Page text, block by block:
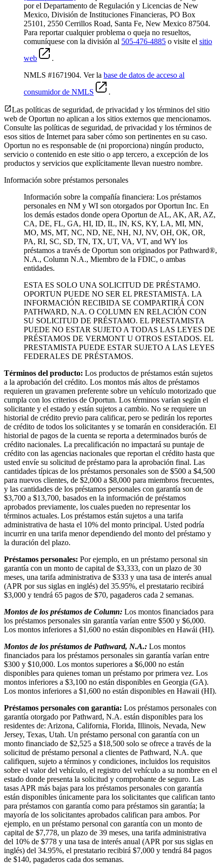
por el Departamento de Regulación y Licencias de New
Mexico, División de Instituciones Financieras, PO Box
25101, 2550 Cerrillos Road, Santa Fe, New Mexico 87504.
Para reportar cualquier problema o queja no resueltos,
comuníquese con la división al 505-476-4885 o visite el sitio
web
.
NMLS #1671904. Ver la base de datos de acceso al
consumidor de NMLS
.
Las políticas de seguridad, de privacidad y los términos del sitio
web de Oportun no aplican a los sitios externos que mencionamos.
Consulte las políticas de seguridad, de privacidad y los términos de
esos sitios de Internet para saber cómo son pertinentes en su caso.
Oportun no es responsable de (ni proporciona) ningún producto,
servicio o contenido en este sitio o app tercero, a excepción de los
productos y servicios que explícitamente llevan nuestro nombre.
Información sobre préstamos personales
Información sobre la compañía financiera: Los préstamos
personales en NM y WI son otorgados por Oportun Inc. En
los demás estados donde opera Oportun de AL, AK, AR, AZ,
CA, DE, FL, GA, HI, ID, IL, IN, KS, KY, LA, MI, MN,
MO, MS, MT, NC, ND, NE, NH, NJ, NV, OH, OK, OR,
PA, RI, SC, SD, TN, TX, UT, VA, VT, and WY los
préstamos a través de Oportun son originados por Pathward®,
N.A., Column N.A., Miembro de la FDIC, o ambas
entidades.
ESTA ES SOLO UNA SOLICITUD DE PRÉSTAMO.
OPORTUN PUEDE NO SER EL PRESTAMISTA. LA
INFORMACIÓN RECIBIDA SE COMPARTIRÁ CON
PATHWARD, N.A. O COLUMN EN RELACIÓN CON
SU SOLICITUD DE PRÉSTAMO. EL PRESTAMISTA
PUEDE NO ESTAR SUJETO A TODAS LAS LEYES DE
PRÉSTAMOS DE VERMONT U OTROS ESTADOS. EL
PRESTAMISTA PUEDE ESTAR SUJETO A LAS LEYES
FEDERALES DE PRÉSTAMOS.
Términos del producto: Los productos de préstamos están sujetos
a la aprobación del crédito. Los montos más altos de préstamos
requieren un gravamen preferente sobre un vehículo motorizado que
cumpla con los criterios de Oportun. Los términos varían según el
solicitante y el estado y están sujetos a cambio. No se requiere un
historial de crédito previo para calificar, pero se pedirán los reportes
de crédito de todos los solicitantes y se tomarán en consideración. El
historial de pagos de la cuenta se reporta a determinados burós de
crédito nacionales. La precalificación no impactará su puntaje de
crédito con las agencias nacionales que reportan el crédito hasta que
usted envíe su solicitud de préstamo para la aprobación final. Las
cantidades típicas de los préstamos personales son de $500 a $4,500
para nuevos clientes, de $2,000 a $8,000 para miembros frecuentes,
y las cantidades de los préstamos personales con garantía son de
$3,700 a $13,700, basados en la información de préstamos
aprobados previamente, los cuales pueden no representar los
términos actuales. Los préstamos están sujetos a una tarifa
administrativa de hasta el 10% del monto principal. Usted podría
incurrir en una tarifa menor dependiendo del monto del préstamo y
la duración del plazo.
Préstamos personales: Por ejemplo, en un préstamo personal sin
garantía con un monto de capital de $3,333, con un plazo de 30
meses, una tarifa administrativa de $333 y una tasa de interés anual
(APR por sus siglas en inglés) del 35.95%, el prestatario recibirá
$3,000 y tendrá 65 pagos de $70, pagaderos cada 2 semanas.
Montos de los préstamos de Column: Los montos financiados para
los préstamos personales sin garantía varían entre $500 y $6,000.
Los montos inferiores a $1,600 no están disponibles en Hawái (HI).
Montos de los préstamos de Pathward, N.A.: Los montos
financiados para los préstamos personales sin garantía varían entre
$300 y $10,000. Los montos superiores a $6,000 no están
disponibles para quienes toman un préstamo por primera vez. Los
montos inferiores a $3,100 no están disponibles en Georgia (GA).
Los montos inferiores a $1,600 no están disponibles en Hawaii (HI).
Préstamos personales con garantía: Los préstamos personales con
garantía otorgado por Pathward, N.A. están disponibles para los
residentes de: Arizona, California, Florida, Illinois, Nevada, New
Jersey, Texas, Utah. Un préstamo personal con garantía con un
monto financiado de $2,525 a $18,500 solo se ofrece a través de la
solicitud de préstamo personal a clientes de Pathward, N.A. que
califiquen, sujeto a términos y condiciones, incluidos los requisitos
sobre el valor del vehículo, el registro del vehículo a su nombre en el
estado donde presenta la solicitud y comprobante de seguro. Las
tasas APR más bajas para los préstamos personales con garantía
están disponibles únicamente para los solicitantes que califican tanto
para préstamos con garantía como para préstamos sin garantía; la
mayoría de los solicitantes aprobados califican para ambos. Por
ejemplo, en un préstamo personal con garantía con un monto de
capital de $7,778, un plazo de 39 meses, una tarifa administrativa
del 10% de $778 y una tasa de interés anual (APR por sus siglas en
inglés) del 34.95%, el prestatario recibirá $7,000 y tendrá 84 pagos
de $140, pagaderos cada dos semanas.